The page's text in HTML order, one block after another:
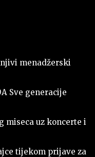
menadžerski
Sve generacije
miseca uz koncerte i
tijekom prijave za